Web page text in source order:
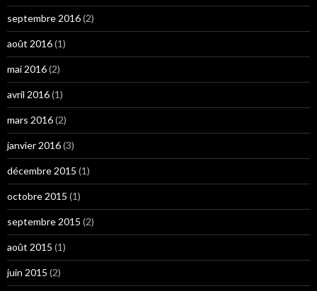
septembre 2016(2)
août 2016(1)
mai 2016(2)
avril 2016(1)
mars 2016(2)
janvier 2016(3)
décembre 2015 (1)
octobre 2015 (1)
septembre 2015 (2)
août 2015 (1)
juin 2015 (2)